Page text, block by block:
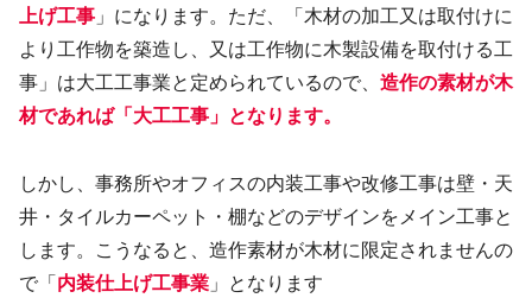
上げ工事 」になります。ただ、「木材の加工又は取付けに
より工作物を築造し、又は工作物に木製設備を取付ける工
事」は大工工事業と定められているので、 造作の素材が木
材であれば「大工工事」となります。
しかし、事務所やオフィスの内装工事や改修工事は壁・天
井・タイルカーペット・棚などのデザインをメイン工事と
します。こうなると、造作素材が木材に限定されませんの
で「 内装仕上げ工事業 」となります